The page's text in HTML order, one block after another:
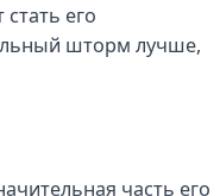
его
шторм лучше,
часть его